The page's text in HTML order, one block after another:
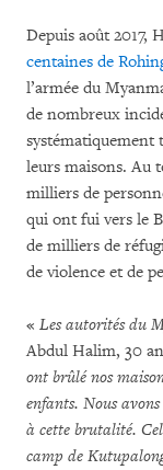
Depuis août 2017,
centaines de
l’armée du
de nombreux
systématiquement
leurs maisons. Au
milliers de
qui ont fui vers le
de milliers de
de violence et de
« Les autorités du
Abdul Halim, 30
ont brûlé nos
enfants. Nous
à cette brutalité.
camp de